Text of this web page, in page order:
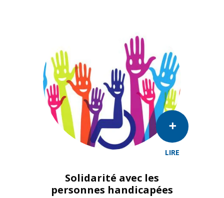
LIRE
Solidarité avec les
personnes handicapées